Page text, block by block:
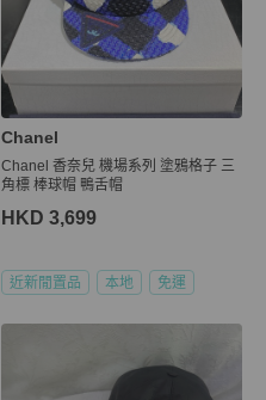
Chanel
Chanel 香奈兒 機場系列 塗鴉格子 三
角標 棒球帽 鴨舌帽
HKD 3,699
近新閒置品 本地 免運